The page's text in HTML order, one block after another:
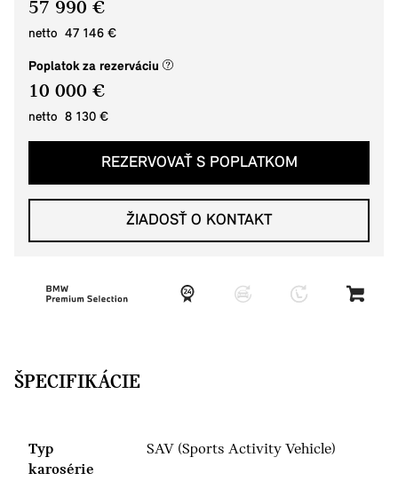
57 990 €
netto 47 146 €
Poplatok za rezerváciu (nové okno)
10 000 €
netto 8 130 €
REZERVOVAŤ S POPLATKOM
ŽIADOSŤ O KONTAKT
ŠPECIFIKÁCIE
Typ
karosérie
SAV (Sports Activity Vehicle)